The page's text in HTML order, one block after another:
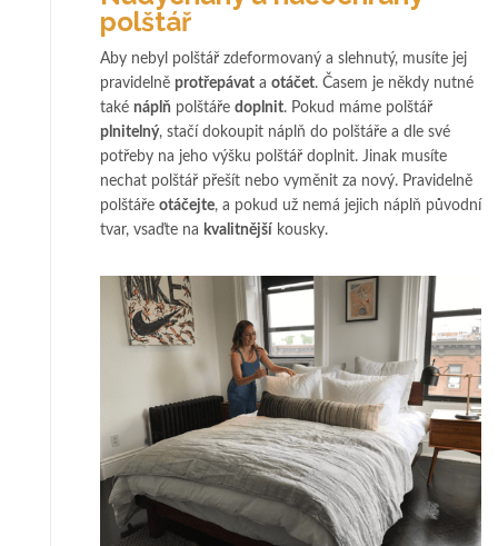
polštář
Aby nebyl polštář zdeformovaný a slehnutý, musíte jej
pravidelně protřepávat a otáčet. Časem je někdy nutné
také náplň polštáře doplnit. Pokud máme polštář
plnitelný, stačí dokoupit náplň do polštáře a dle své
potřeby na jeho výšku polštář doplnit. Jinak musíte
nechat polštář přešít nebo vyměnit za nový. Pravidelně
polštáře otáčejte, a pokud už nemá jejich náplň původní
tvar, vsaďte na kvalitnější kousky.